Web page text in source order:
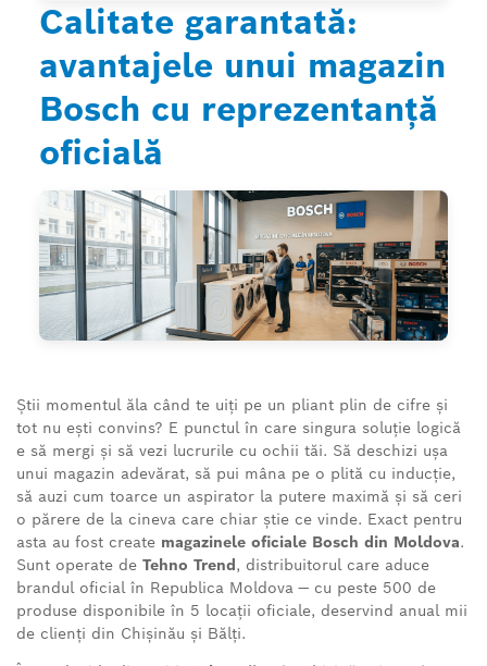
Calitate garantată:
avantajele unui magazin
Bosch cu reprezentanță
oficială
Știi momentul ăla când te uiți pe un pliant plin de cifre și
tot nu ești convins? E punctul în care singura soluție logică
e să mergi și să vezi lucrurile cu ochii tăi. Să deschizi ușa
unui magazin adevărat, să pui mâna pe o plită cu inducție,
să auzi cum toarce un aspirator la putere maximă și să ceri
o părere de la cineva care chiar știe ce vinde. Exact pentru
asta au fost create magazinele oficiale Bosch din Moldova.
Sunt operate de Tehno Trend , distribuitorul care aduce
brandul oficial în Republica Moldova — cu peste 500 de
produse disponibile în 5 locații oficiale, deservind anual mii
de clienți din Chișinău și Bălți.